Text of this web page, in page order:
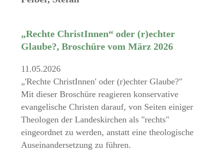
„Rechte ChristInnen“ oder (r)echter
Glaube?, Broschüre vom März 2026
11.05.2026
„'Rechte ChristInnen' oder (r)echter Glaube?"
Mit dieser Broschüre reagieren konservative
evangelische Christen darauf, von Seiten einiger
Theologen der Landeskirchen als "rechts"
eingeordnet zu werden, anstatt eine theologische
Auseinandersetzung zu führen.